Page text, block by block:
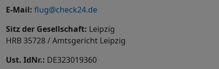
E-Mail: flug@check24.de
Sitz der Gesellschaft: Leipzig
HRB 35728 / Amtsgericht Leipzig
Ust. IdNr.: DE323019360